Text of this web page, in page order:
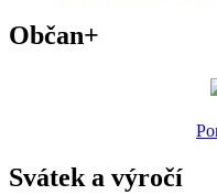
Občan+
Svátek a výročí